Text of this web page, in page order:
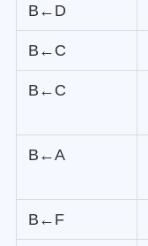
B←D
B←C
B←C
B←A
B←F